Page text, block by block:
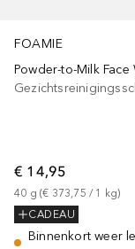
FOAMIE
Powder-to-Milk Face
€ 14,95
40 g (€ 373,75 / 1 kg)
CADEAU
Binnenkort weer